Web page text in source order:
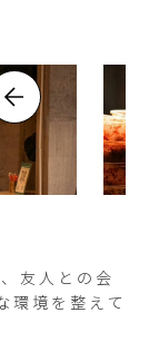
友人との会
環境を整えて